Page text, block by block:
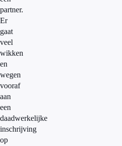
partner.
Er
gaat
veel
wikken
en
wegen
vooraf
aan
een
daadwerkelijke
inschrijving
op